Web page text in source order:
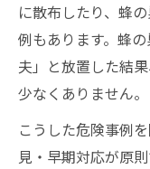
に散布したり、蜂
例もあります。蜂
夫」と放置した結
少なくありません。
こうした危険事例
見・早期対応が原